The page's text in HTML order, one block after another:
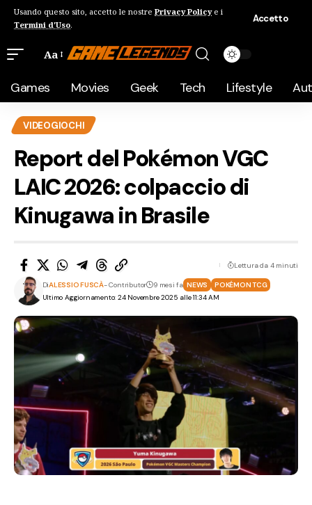
Usando questo sito, accetto le nostre Privacy Policye i
Termini d'Uso.
Accetto
Aa
Games Movies Geek Tech Lifestyle
VIDEOGIOCHI
Report del Pokémon VGC
LAIC 2026: colpaccio di
Kinugawa in Brasile
Ultimo Aggiornamento: 24 Novembre 2025 alle 11:34 AM
DiALESSIO FUSCÀ- Contributor 9 mesi fa NEWS POKÉMON TCG
Lettura da 4 minuti